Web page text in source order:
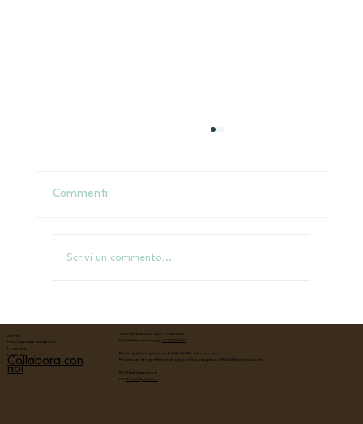
Commenti
Scrivi un commento...
Servizi
Protagoniste d'impresa
Lo spazio
Contatti
Collabora con
noi
Via Piovese 225, 35127 - Padova
WhatsApp messaggi:
376 1253784
Per lo spazio e gli eventi:
lab@lab38padova.com
Per servizi fotografici e noleggio sala posa: photo@lab38padova.com
@lab38padova
@lab38padova